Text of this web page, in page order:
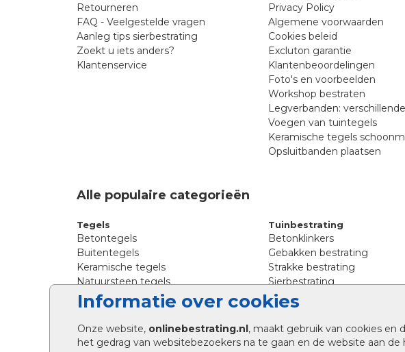
Informatie over cookies
Onze website, onlinebestrating.nl, maakt gebruik van cookies en
het gedrag van websitebezoekers na te gaan en de website aan
Retourneren
FAQ - Veelgestelde vragen
Aanleg tips sierbestrating
Zoekt u iets anders?
Klantenservice
Privacy Policy
Algemene voorwaarden
Cookies beleid
Excluton garantie
Klantenbeoordelingen
Foto's en voorbeelden
Workshop bestraten
Legverbanden:
Voegen van tuintegels
Keramische tegels
Opsluitbanden plaatsen
Alle populaire categorieën
Tegels
Betontegels
Buitentegels
Keramische tegels
Natuursteen tegels
Siertegels
Stoeptegels
Straattegels
Terrastegels
Tuinbestrating
Betonklinkers
Gebakken bestrating
Strakke bestrating
Sierbestrating
Straatklinkers
Straatstenen
Trommelstenen
Tuinstenen